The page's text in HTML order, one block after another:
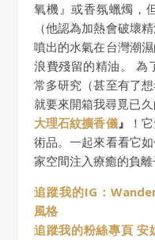
氧機』或香氛蠟燭，
（他認為加熱會破壞
噴出的水氣在台灣潮
浪費殘留的精油。 為
常多研究（甚至有了
就要來開箱我尋覓已
大理石紋擴香儀』
！
術品。一起來看看它
家空間注入療癒的負離
追蹤我的IG：
風格
追蹤我的粉絲專頁